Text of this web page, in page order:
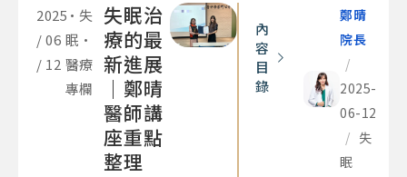
2025
/ 06
/ 12
•失
眠 •
醫療
專欄
失眠治
療的最
新進展
｜鄭晴
醫師講
座重點
整理
內
容
目
錄
鄭晴
院長
/
2025-
06-12
/ 失
眠